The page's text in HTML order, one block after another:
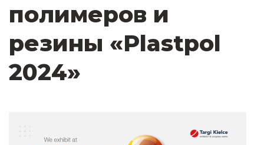
полимеров и
резины «Plastpol
2024»